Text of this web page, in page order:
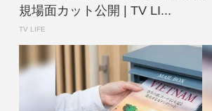
規場面カット公開 | TV LI...
TV LIFE